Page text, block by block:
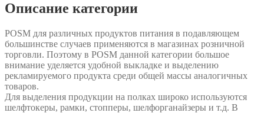
Описание категории
POSM для различных продуктов питания в подавляющем
большинстве случаев применяются в магазинах розничной
торговли. Поэтому в POSM данной категории большое
внимание уделяется удобной выкладке и выделению
рекламируемого продукта среди общей массы аналогичных
товаров.
Для выделения продукции на полках широко используются
шелфтокеры, рамки, стопперы, шелфорганайзеры и т.д. В